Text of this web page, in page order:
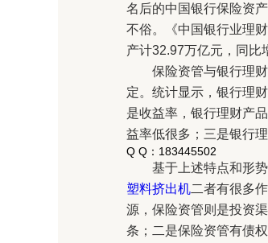
名后的中国银行保险资
不俗。《中国银行业理
产计32.97万亿元，同比
保险资管与银行理财
定。统计显示，银行理
是收益率，银行理财产
益率低很多；三是银行
Q Q：183445502
基于上述特点和形势
塑料挤出机二者有很多
源，保险资管则是投资
条；二是保险资管有债